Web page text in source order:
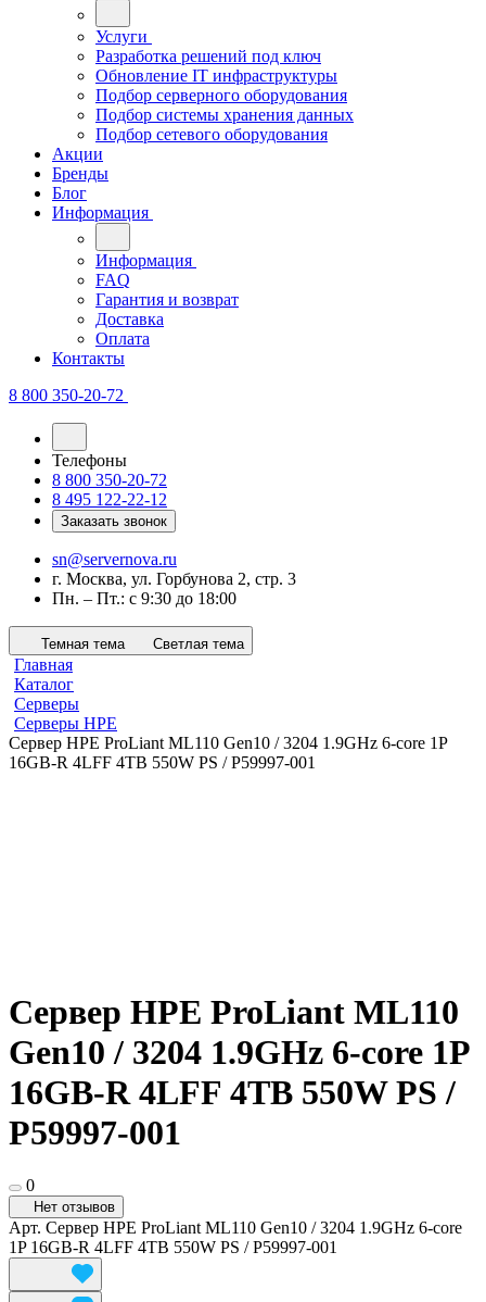
Услуги
Разработка решений под ключ
Обновление IT инфраструктуры
Подбор серверного оборудования
Подбор системы хранения данных
Подбор сетевого оборудования
Акции
Бренды
Блог
Информация
Информация
FAQ
Гарантия и возврат
Доставка
Оплата
Контакты
8 800 350-20-72
Телефоны
8 800 350-20-72
8 495 122-22-12
Заказать звонок
sn@servernova.ru
г. Москва, ул. Горбунова 2, стр. 3
Пн. – Пт.: с 9:30 до 18:00
Темная тема Светлая тема
Главная
Каталог
Серверы
Серверы HPE
Сервер HPE ProLiant ML110 Gen10 / 3204 1.9GHz 6-core 1P
16GB-R 4LFF 4TB 550W PS / P59997-001
Сервер HPE ProLiant ML110
Gen10 / 3204 1.9GHz 6-core 1P
16GB-R 4LFF 4TB 550W PS /
P59997-001
0
Нет отзывов
Арт. Сервер HPE ProLiant ML110 Gen10 / 3204 1.9GHz 6-core
1P 16GB-R 4LFF 4TB 550W PS / P59997-001